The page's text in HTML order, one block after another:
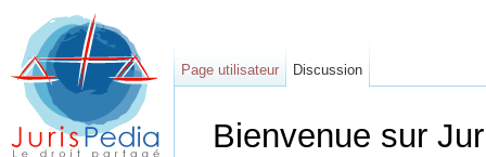
Bienvenue sur
Page utilisateur Discussion